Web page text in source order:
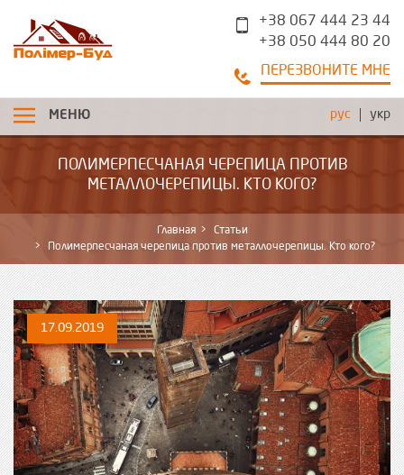
+38 067 444 23 44
+38 050 444 80 20
ПЕРЕЗВОНИТЕ МНЕ
рус укр
МЕНЮ
ПОЛИМЕРПЕСЧАНАЯ ЧЕРЕПИЦА ПРОТИВ
МЕТАЛЛОЧЕРЕПИЦЫ. КТО КОГО?
Главная
Статьи
Полимерпесчаная черепица против металлочерепицы. Кто кого?
17.09.2019